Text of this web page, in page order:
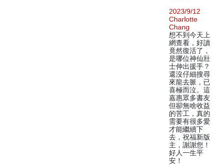
2023/9/12
Charlotte
Chang
想不到今天上
網查看，好讀
竟然復活了，
是哪位神仙壯
士伸出援手？
還沒仔細搜尋
來龍去脈，已
喜極而泣。這
嘉惠眾多書友
但卻無啥收益
的苦工，真的
需要有很多愛
才能繼續下
去，祝福新版
主，謝謝您！
好人一生平
安！